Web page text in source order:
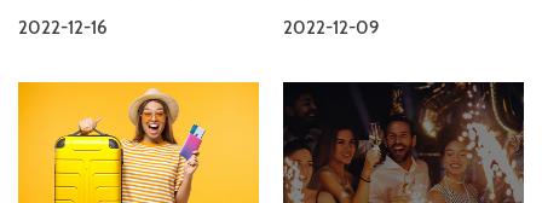
2022-12-16 2022-12-09